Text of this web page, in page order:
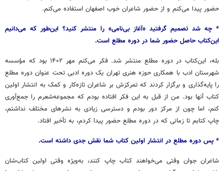
حضور پیدا می‌کنم و از حضور شاعران خوب اصفهان استفاده می‌کنم.
* چهشدتصمیمگرفتید«آغازبی‌نامی» را منتشر کنید؟ این‌طور که می‌دانیم
این‌کتاب حاصل حضور شما در دوره مطلع است.
بله، این‌کتاب در دوره مطلع منتشر شد. فکر می‌کنم مهر ۱۴۰۲ بود که مؤسسه
شهرستان ادب با همکاری حوزه هنری تهران یک دوره ادبی تحت عنوان دوره مطلع
را پایه‌گذاری و برگزار کردند که تمرکزش بر شاعران تازه‌کار و کمک به انتشار اولین
کتاب آنها بود. من از قبل به این فکر افتاده بودم که مجموعه‌شعرم را جمع‌آوری
کنم، اما چون از مرکز دور بودم و دسترسی زیادی به نشرهای مختلف نداشتم،
چاپ کتابم تا زمانی که در دوره مطلع حضور پیدا کردم، به تأخیر افتاد.
* پس دوره مطلع در انتشار اولین کتاب شما نقش جدی داشته است.
شاعران جوان وقتی می‌خواهند کتاب چاپ کنند، به‌ویژه وقتی اولین کتاب‌شان